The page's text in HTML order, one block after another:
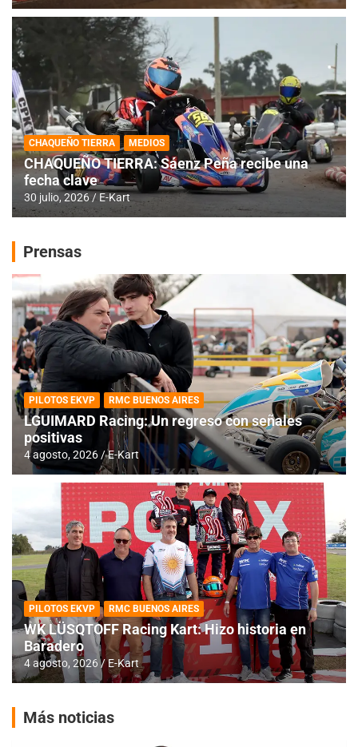
CHAQUEÑO TIERRA MEDIOS
CHAQUEÑO TIERRA: Sáenz Peña recibe una
fecha clave
30 julio, 2026 E-Kart
Prensas
PILOTOS EKVP RMC BUENOS AIRES
LGUIMARD Racing: Un regreso con señales
positivas
4 agosto, 2026 E-Kart
PILOTOS EKVP RMC BUENOS AIRES
WK LÜSQTOFF Racing Kart: Hizo historia en
Baradero
4 agosto, 2026 E-Kart
Más noticias